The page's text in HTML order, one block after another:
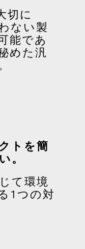
切に
ない製
能であ
めた汎
トを簡
。
て環境
1つの対